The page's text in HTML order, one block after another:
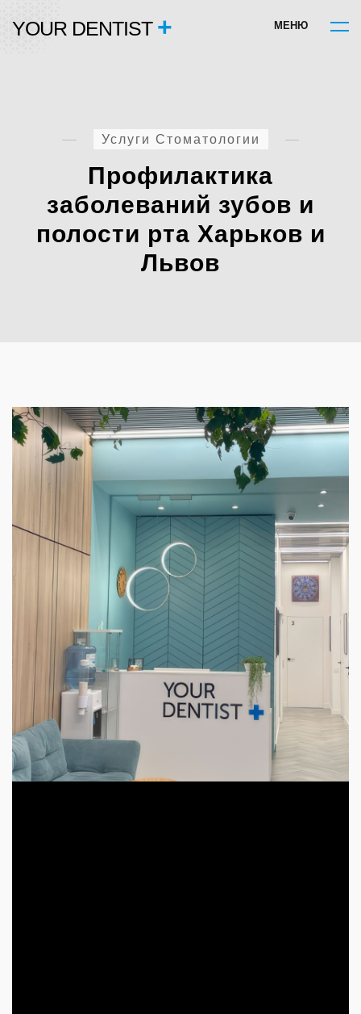
YOUR DENTIST + М ЕН Ю
Услуги Стоматологии
Профилактика
заболеваний зубов и
полости рта Харьков и
Львов